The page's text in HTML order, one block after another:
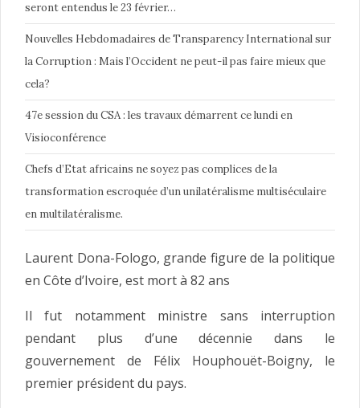
seront entendus le 23 février…
Nouvelles Hebdomadaires de Transparency International sur
la Corruption : Mais l’Occident ne peut-il pas faire mieux que
cela?
47e session du CSA : les travaux démarrent ce lundi en
Visioconférence
Chefs d’Etat africains ne soyez pas complices de la
transformation escroquée d’un unilatéralisme multiséculaire
en multilatéralisme.
Laurent Dona-Fologo, grande figure de la politique
en Côte d’Ivoire, est mort à 82 ans
Il fut notamment ministre sans interruption
pendant plus d’une décennie dans le
gouvernement de Félix Houphouët-Boigny, le
premier président du pays.